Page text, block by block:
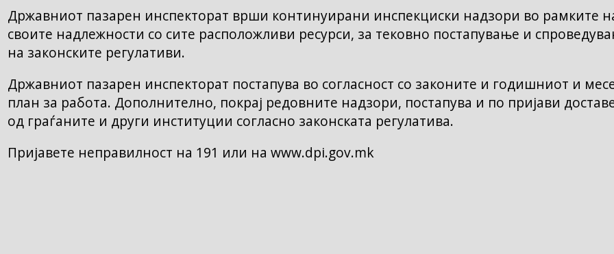
Државниот пазарен инспекторат врши континуирани инспекциски надзори во рамките
своите надлежности со сите расположливи ресурси, за тековно постапување и
на законските регулативи.
Државниот пазарен инспекторат постапува во согласност со законите и годишниот и
план за работа. Дополнително, покрај редовните надзори, постапува и по пријави
од граѓаните и други институции согласно законската регулатива.
Пријавете неправилност на 191 или на www.dpi.gov.mk